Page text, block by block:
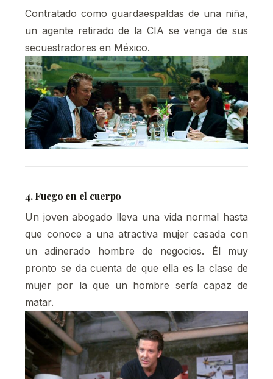
Contratado como guardaespaldas de una niña,
un agente retirado de la CIA se venga de sus
secuestradores en México.
4. Fuego en el cuerpo
Un joven abogado lleva una vida normal hasta
que conoce a una atractiva mujer casada con
un adinerado hombre de negocios. Él muy
pronto se da cuenta de que ella es la clase de
mujer por la que un hombre sería capaz de
matar.